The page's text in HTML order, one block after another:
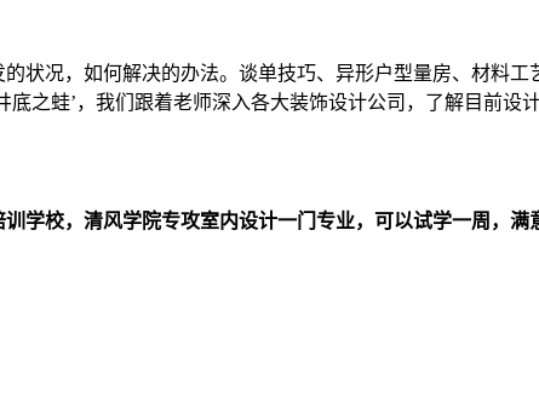
状况，如何解决的办法。谈单技巧、异形户型量房、材料工
之蛙’，我们跟着老师深入各大装饰设计公司，了解目前设
学校，清风学院专攻室内设计一门专业，可以试学一周，满